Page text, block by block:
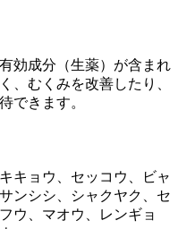
効成分（生薬） が含まれ
、むくみを改善したり、
できます。
キョウ、セッコウ、ビャ
ンシシ、シャクヤク、セ
ウ、マオウ、レンギョ